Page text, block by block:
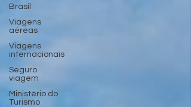
Brasil
Viagens
aéreas
Viagens
internacionais
Seguro
viagem
Ministério do
Turismo